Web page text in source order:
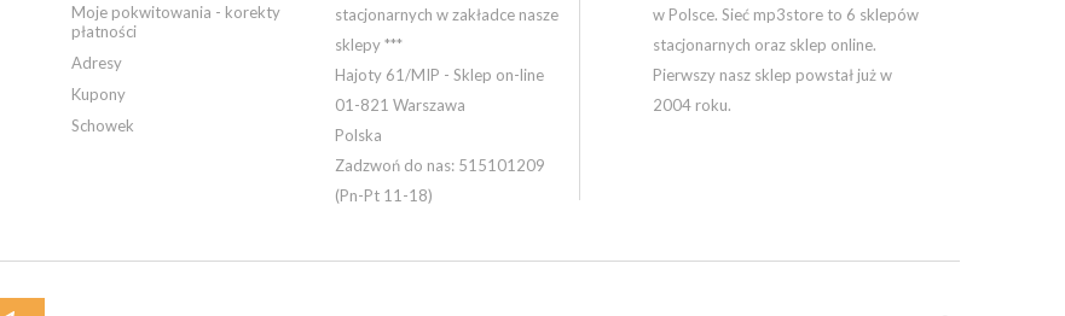
Moje pokwitowania - korekty
płatności
Adresy
Kupony
Schowek
stacjonarnych w zakładce nasze
sklepy ***
Hajoty 61/MIP - Sklep on-line
01-821 Warszawa
Polska
Zadzwoń do nas: 515101209
(Pn-Pt 11-18)
w Polsce. Sieć mp3store to 6 sklepów
stacjonarnych oraz sklep online.
Pierwszy nasz sklep powstał już w
2004 roku.